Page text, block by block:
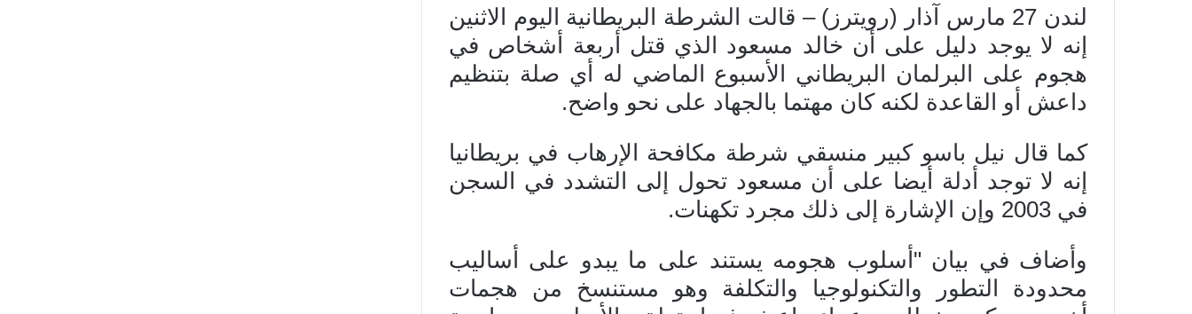
لندن 27 مارس آذار (رويترز) – قالت الشرطة البريطانية اليوم الاثنين
إنه لا يوجد دليل على أن خالد مسعود الذي قتل أربعة أشخاص في
هجوم على البرلمان البريطاني الأسبوع الماضي له أي صلة بتنظيم
داعش أو القاعدة لكنه كان مهتما بالجهاد على نحو واضح.
كما قال نيل باسو كبير منسقي شرطة مكافحة الإرهاب في بريطانيا
إنه لا توجد أدلة أيضا على أن مسعود تحول إلى التشدد في السجن
في 2003 وإن الإشارة إلى ذلك مجرد تكهنات.
وأضاف في بيان "أسلوب هجومه يستند على ما يبدو على أساليب
محدودة التطور والتكنولوجيا والتكلفة وهو مستنسخ من هجمات